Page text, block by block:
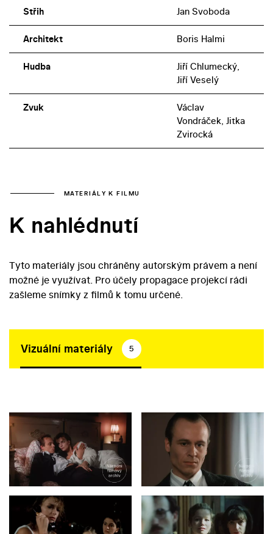
Střih Jan Svoboda
Architekt Boris Halmi
Hudba
Jiří Chlumecký,
Jiří Veselý
Zvuk
Václav
Vondráček, Jitka
Zvirocká
MATERIÁLY K FILMU
K nahlédnutí
Tyto materiály jsou chráněny autorským právem a není
možné je využívat. Pro účely propagace projekcí rádi
zašleme snímky z filmů k tomu určené.
Vizuální materiály 5